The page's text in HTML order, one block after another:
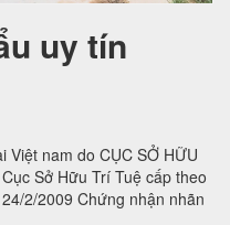
uy tín
nam do CỤC SỞ HỮU
Sở Hữu Trí Tuệ cấp theo
2/2009 Chứng nhận nhãn